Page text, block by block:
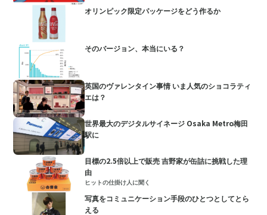
オリンピック限定パッケージをどう作るか
そのバージョン、本当にいる？
英国のヴァレンタイン事情 いま人気のショコラティ
エは？
世界最大のデジタルサイネージ Osaka Metro梅田
駅に
目標の2.5倍以上で販売 吉野家が缶詰に挑戦した理
由
ヒットの仕掛け人に聞く
写真をコミュニケーション手段のひとつとしてとら
える